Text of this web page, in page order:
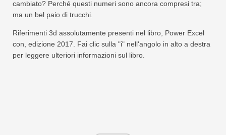
cambiato? Perché questi numeri sono ancora compresi tra;
ma un bel paio di trucchi.
Riferimenti 3d assolutamente presenti nel libro, Power Excel
con, edizione 2017. Fai clic sulla "i" nell'angolo in alto a destra
per leggere ulteriori informazioni sul libro.